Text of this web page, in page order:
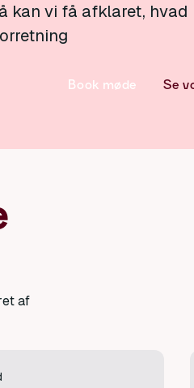
kan vi få afklaret, hvad
Book møde Se
af